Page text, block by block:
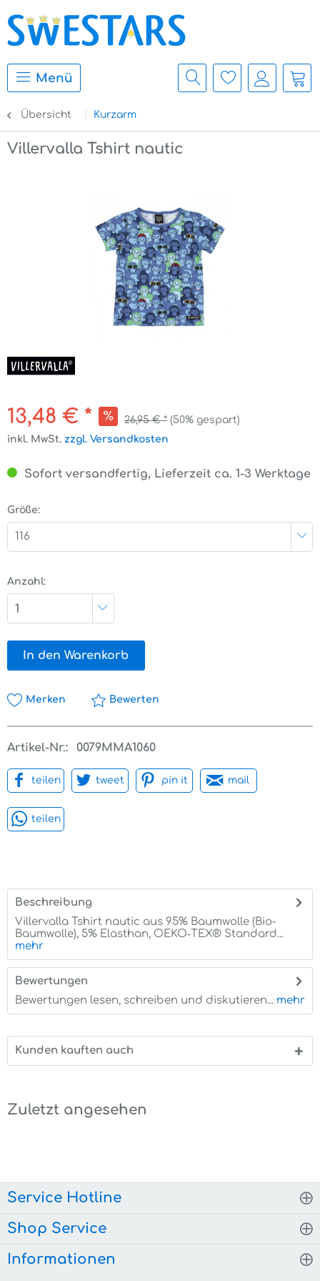
Menü
Übersicht Kurzarm
Villervalla Tshirt nautic
13,48 € * 26,95 € * (50% gespart)
inkl. MwSt. zzgl. Versandkosten
Sofort versandfertig, Lieferzeit ca. 1-3 Werktage
Größe:
116
Anzahl:
1
In den Warenkorb
Merken Bewerten
Artikel-Nr.: 0079MMA1060
teilen tweet pin it mail
teilen
Beschreibung
Villervalla Tshirt nautic aus 95% Baumwolle (Bio-
Baumwolle), 5% Elasthan, OEKO‑TEX® Standard...
mehr
Bewertungen
Bewertungen lesen, schreiben und diskutieren... mehr
Kunden kauften auch
Zuletzt angesehen
Service Hotline
Shop Service
Informationen